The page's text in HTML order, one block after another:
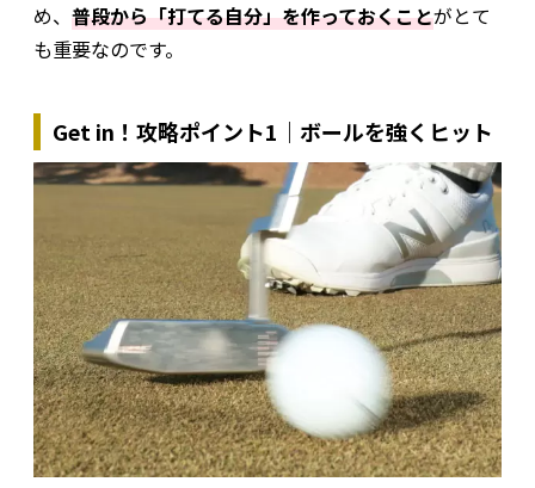
め、 普段から「打てる自分」を作っておくことがとて
も重要なのです。
Get in！攻略ポイント1｜ボールを強くヒット